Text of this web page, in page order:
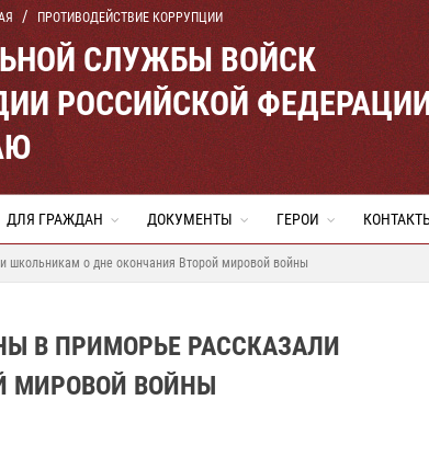
ПРОТИВОДЕЙСТВИЕ КОРРУПЦИИ
СЛУЖБЫ ВОЙСК
РОССИЙСКОЙ
ДЛЯ ГРАЖДАН ДОКУМЕНТЫ ГЕРОИ
школьникам о дне окончания Второй мировой войны
В ПРИМОРЬЕ РАССКАЗАЛИ
МИРОВОЙ ВОЙНЫ